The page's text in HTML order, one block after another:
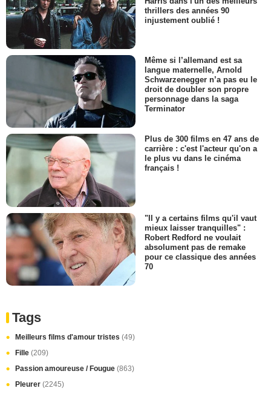
thrillers des années 90
injustement oublié !
Même si l’allemand est sa
langue maternelle, Arnold
Schwarzenegger n’a pas eu le
droit de doubler son propre
personnage dans la saga
Terminator
Plus de 300 films en 47 ans de
carrière : c'est l'acteur qu'on a
le plus vu dans le cinéma
français !
"Il y a certains films qu'il vaut
mieux laisser tranquilles" :
Robert Redford ne voulait
absolument pas de remake
pour ce classique des années
70
Tags
Meilleurs films d'amour tristes (49)
Fille (209)
Passion amoureuse / Fougue (863)
Pleurer (2245)